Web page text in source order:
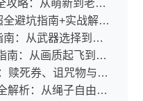
攻略：从萌新到老鸟
全避坑指南+实战解决
南：从武器选择到战
南：从画质起飞到玩
赎死券、诅咒物与恐
解析：从绳子自由到